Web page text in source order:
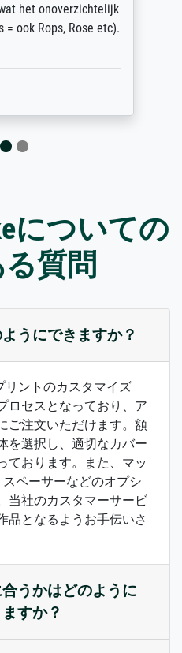
het onoverzichtelijk
ook Rops, Rose etc).
についての
質問
うにできますか？
リントのカスタマイズ
ロセスとなっており、ア
ご注文いただけます。額
を選択し、適切なカバー
ております。また、マッ
スペーサーなどのオプシ
当社のカスタマーサービ
品となるようお手伝いさ
うかはどのように
すか？